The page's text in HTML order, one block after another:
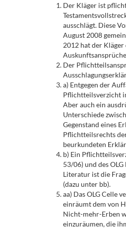
Der Kläger ist
ausschlägt. Diese
August 2008
2012 hat der
Der
a) Entgegen der
Pflichtteilsverzicht
Aber auch ein
Unterschiede
Gegenstand eines
Pflichtteilsrechts
beurkundeten
b) Ein
53/06) und des
Literatur ist die
(dazu unter bb).
aa) Das OLG Celle
einräumt dem von
Nicht-mehr-Erben
einzuräumen, die